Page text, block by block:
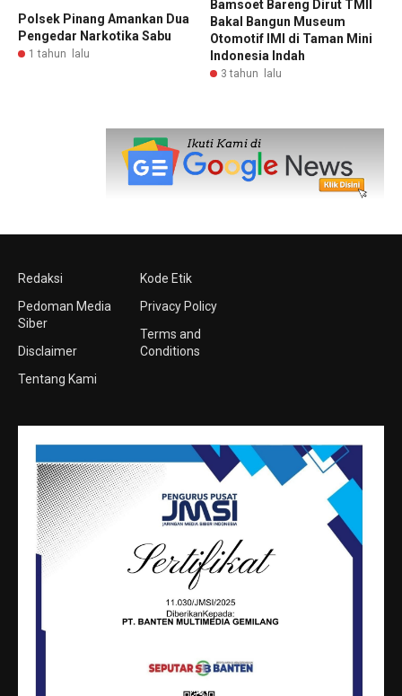
Polsek Pinang Amankan Dua
Pengedar Narkotika Sabu
1 tahun lalu
Bamsoet Bareng Dirut TMII
Bakal Bangun Museum
Otomotif IMI di Taman Mini
Indonesia Indah
3 tahun lalu
Redaksi
Pedoman Media
Siber
Disclaimer
Tentang Kami
Kode Etik
Privacy Policy
Terms and
Conditions